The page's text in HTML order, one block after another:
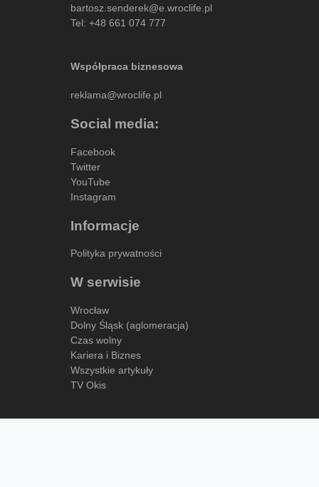
bartosz.senderek@e.wroclife.pl
Tel: +48 661 074 777
Współpraca biznesowa
reklama@wroclife.pl
Social media:
Facebook
Twitter
YouTube
Instagram
Informacje
Polityka prywatności
W serwisie
Wrocław
Dolny Śląsk (aglomeracja)
Czas wolny
Kariera i Biznes
Wszystkie artykuły
TV Okis